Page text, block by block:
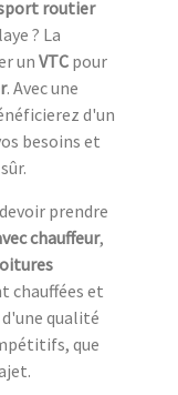
routier
? La
un VTC pour
. Avec une
d'un
besoins et
prendre
chauffeur,
chauffées et
qualité
que